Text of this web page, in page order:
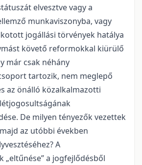
elvesztve vagy a
munkaviszonyba, vagy
jogállási törvények hatálya
követő reformokkal kiürülő
már csak néhány
tartozik, nem meglepő
az önálló közalkalmazotti
De milyen tényezők vezettek
az utóbbi években
A
„eltűnése” a jogfejlődésből